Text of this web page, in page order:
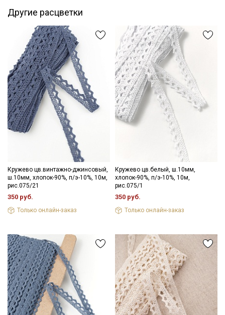
Цветопередача может отличаться от оригинального цвета в
зависимости от настроек вашего монитора.
Другие расцветки
Кружево цв.винтажно-джинсовый,
ш.10мм, хлопок-90%, п/э-10%, 10м,
рис.075/21
350 руб.
Только онлайн-заказ
Кружево цв.белый, ш.10мм,
хлопок-90%, п/э-10%, 10м,
рис.075/1
350 руб.
Только онлайн-заказ